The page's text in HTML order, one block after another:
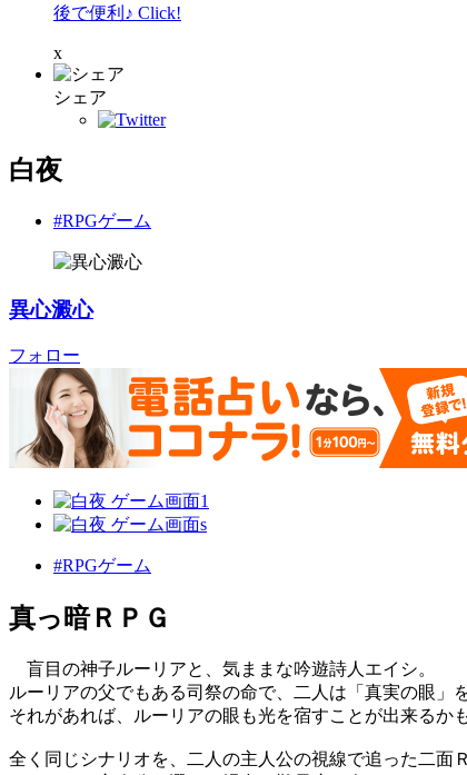
後で便利♪ Click!
x
シェア
白夜
#RPGゲーム
異心澱心
フォロー
#RPGゲーム
真っ暗ＲＰＧ
盲目の神子ルーリアと、気ままな吟遊詩人エイシ。
ルーリアの父でもある司祭の命で、二人は「真実の眼」
それがあれば、ルーリアの眼も光を宿すことが出来るか
全く同じシナリオを、二人の主人公の視線で追った二面